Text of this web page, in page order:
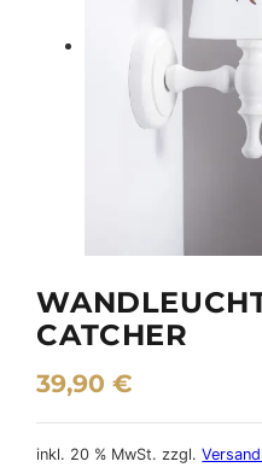
CATCHER
39,90€
inkl. 20 % MwSt. zzgl.